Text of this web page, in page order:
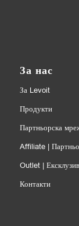
За нас
За Levoit
Продукти
Партньорска
Affiliate |
Outlet |
Контакти